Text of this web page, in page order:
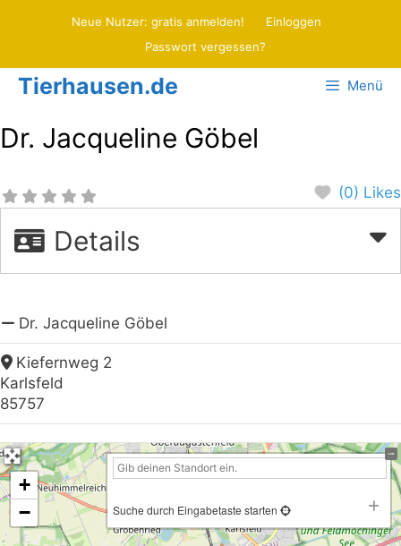
Neue Nutzer: gratis anmelden!
Einloggen
Passwort vergessen?
Tierhausen.de Menü
Dr. Jacqueline Göbel
(0) Likes
Details
Dr. Jacqueline Göbel
Kiefernweg 2
Karlsfeld
85757
+
−
Suche durch Eingabetaste starten